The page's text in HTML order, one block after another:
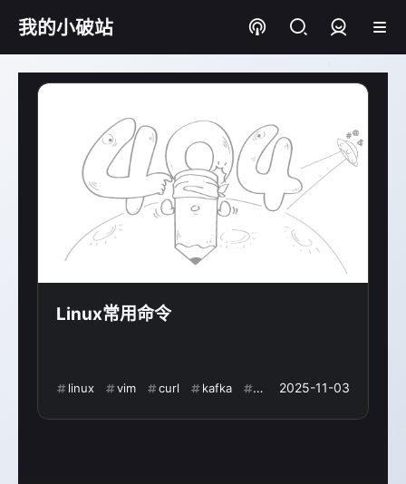
我的小破站
登录
Linux常用命令
linux vim curl kafka mysql 常用命令
2025-11-03